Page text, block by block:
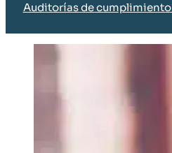
Auditorías de cumplimiento